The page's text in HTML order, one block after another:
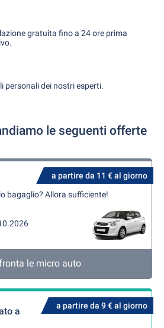
gratuita fino a 24 ore prima
personali dei nostri esperti.
le seguenti offerte
a partire da 11 € al giorno
bagaglio? Allora sufficiente!
le micro auto
a partire da 9 € al giorno
a